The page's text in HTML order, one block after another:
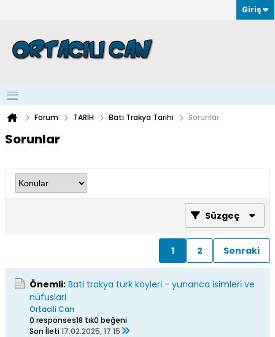
Giriş
Forum TARİH Bati Trakya Tarihi Sorunlar
Sorunlar
Süzgeç
1 2 Sonraki
Önemli: Bati trakya türk köyleri̇ - yunanca i̇si̇mleri̇ ve
nüfuslari
Ortacili Can
0 responses18 tık0 beğeni
Son İleti17.02.2025, 17:15